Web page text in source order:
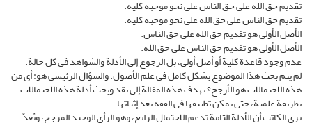
تقدیم حق الله على حق الناس على نحو موجبة کلیة.
تقدیم حق الناس على حق الله على نحو موجبة کلیة.
الأصل الأولی هو تقدیم حق الله على حق الناس.
الأصل الأولی هو تقدیم حق الناس على حق الله.
عدم وجود قاعدة کلیة أو أصل أولی، بل الرجوع إلى الأدلة والشواهد فی کل حالة.
لم یتم بحث هذا الموضوع بشکل کامل فی علم الأصول. والسؤال الرئیسی هو: أی من
هذه الاحتمالات هو الأرجح؟ تهدف هذه المقالة إلى نقد وبحث أدلة هذه الاحتمالات
بطریقة علمیة، حتى یمکن تطبیقها فی الفقه بعد إثباتها.
یرى الکاتب أن الأدلة التامة تدعم الاحتمال الرابع، وهو الرأی الوحید المرجح، ویُعدّ